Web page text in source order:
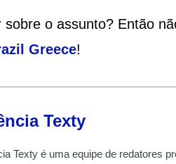
sobre o assunto? Então
Greece!
Texty
Texty é uma equipe de redatores